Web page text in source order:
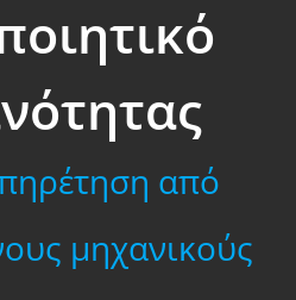
από
μηχανικούς